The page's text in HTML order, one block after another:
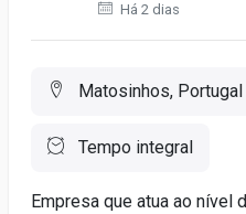
Há 2 dias
Matosinhos, Portugal
Tempo integral
Empresa que atua ao nível